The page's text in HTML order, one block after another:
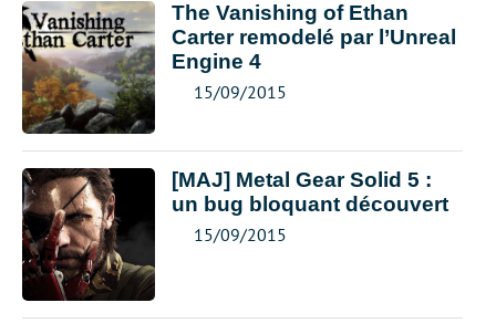
The Vanishing of Ethan
Carter remodelé par l’Unreal
Engine 4
15/09/2015
[MAJ] Metal Gear Solid 5 :
un bug bloquant découvert
15/09/2015